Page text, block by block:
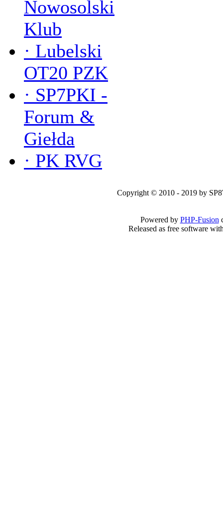
Nowosolski
Klub
· Lubelski
OT20 PZK
· SP7PKI -
Forum &
Giełda
· PK RVG
Copyright © 2010 - 2019 by
Powered by PHP-Fusion
Released as free software